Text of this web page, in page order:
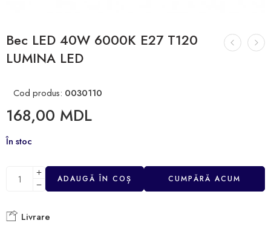
Bec LED 40W 6000К E27 T120
LUMINA LED
Cod produs: 0030110
168,00 MDL
În stoc
ADAUGĂ ÎN COȘ CUMPĂRĂ ACUM
Livrare